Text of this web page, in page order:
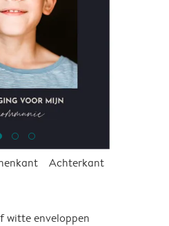
Achterkant
witte enveloppen